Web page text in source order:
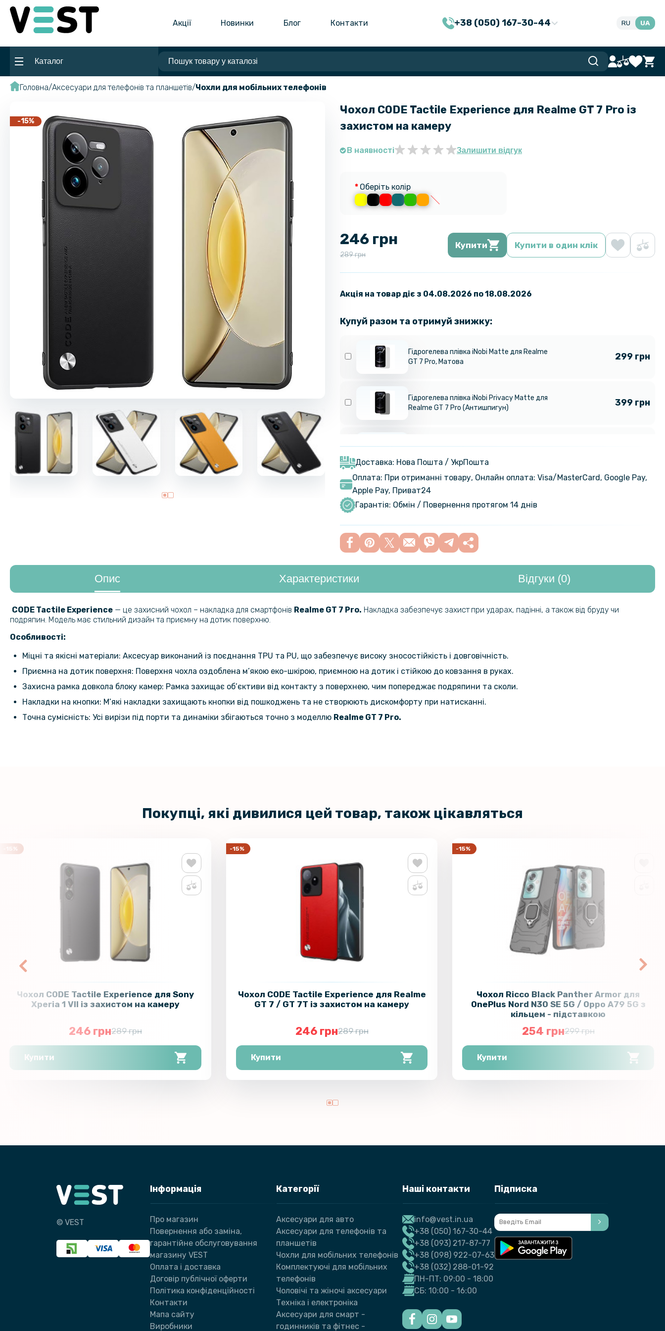
Акції Новинки Блог Контакти +38 (050) 167-30-44 RU UA
Каталог
Головна Аксесуари для телефонів та планшетів Чохли для мобільних телефонів
-15%
Чохол CODE Tactile Experience для Realme GT 7 Pro із
захистом на камеру
В наявності Залишити відгук
Оберіть колір
246 грн
289 грн
Купити Купити в один клік
Акція на товар діє з 04.08.2026 по 18.08.2026
Купуй разом та отримуй знижку:
Гідрогелева плівка iNobi Matte для Realme
GT 7 Pro, Матова
299 грн
Гідрогелева плівка iNobi Privacy Matte для
Realme GT 7 Pro (Антишпигун)
399 грн
Glossy для Realme GT 7 Pro, (Антишпигун,
глянцева)
Протиударний чохол XUNDD для Realme GT
7 Pro​​ із захистом на камеру, Black
Протиударна гідрогелева плівка Hydrogel
Film для Realme GT 7 Pro, Transparent
199 грн
Захисне скло на камеру Tempered Glass для
Realme GT 7 Pro 5G
Доставка: Нова Пошта / УкрПошта
Оплата: При отриманні товару, Онлайн оплата: Visa/MasterСard, Google Pay,
Apple Pay, Приват24
Гарантія: Обмін / Повернення протягом 14 днів
Опис Характеристики Відгуки (0)
CODE Tactile Experience — це захисний чохол – накладка для смартфонів Realme GT 7 Pro. Накладка забезпечує захист при ударах, падінні, а також від бруду чи
подряпин. Модель має стильний дизайн та приємну на дотик поверхню.
Особливості:
Міцні та якісні матеріали: Аксесуар виконаний із поєднання TPU та PU, що забезпечує високу зносостійкість і довговічність.
Приємна на дотик поверхня: Поверхня чохла оздоблена м’якою еко-шкірою, приємною на дотик і стійкою до ковзання в руках.
Захисна рамка довкола блоку камер: Рамка захищає об’єктиви від контакту з поверхнею, чим попереджає подряпини та сколи.
Накладки на кнопки: М’які накладки захищають кнопки від пошкоджень та не створюють дискомфорту при натисканні.
Точна сумісність: Усі вирізи під порти та динаміки збігаються точно з моделлю Realme GT 7 Pro.
Покупці, які дивилися цей товар, також цікавляться
-15%
Чохол CODE Tactile Experience для Sony
Xperia 1 VII із захистом на камеру
246 грн289 грн
Купити
-15%
Чохол CODE Tactile Experience для Realme
GT 7 / GT 7T​ із захистом на камеру
246 грн289 грн
Купити
-15%
Чохол Ricco Black Panther Armor для
OnePlus Nord N30 SE 5G / Oppo A79 5G з
кільцем - підставкою
254 грн299 грн
Купити
© VEST
Інформація
Про магазин
Повернення або заміна,
гарантійне обслуговування
магазину VEST
Оплата і доставка
Договір публічної оферти
Політика конфіденційності
Контакти
Мапа сайту
Виробники
Категорії
Аксесуари для авто
Аксесуари для телефонів та
планшетів
Чохли для мобільних телефонів
Комплектуючі для мобільних
телефонів
Чоловічі та жіночі аксесуари
Техніка і електроніка
Аксесуари для смарт -
годинників та фітнес -
Наші контакти
info@vest.in.ua
+38 (050) 167-30-44
+38 (093) 217-87-77
+38 (098) 922-07-63
+38 (032) 288-01-92
ПН-ПТ: 09:00 - 18:00
СБ: 10:00 - 16:00
Підписка